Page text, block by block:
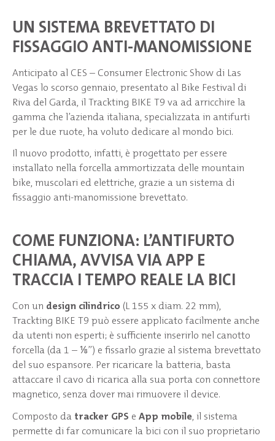
UN SISTEMA BREVETTATO DI
FISSAGGIO ANTI-MANOMISSIONE
Anticipato al CES – Consumer Electronic Show di Las
Vegas lo scorso gennaio, presentato al Bike Festival di
Riva del Garda, il Trackting BIKE T9 va ad arricchire la
gamma che l’azienda italiana, specializzata in antifurti
per le due ruote, ha voluto dedicare al mondo bici.
Il nuovo prodotto, infatti, è progettato per essere
installato nella forcella ammortizzata delle mountain
bike, muscolari ed elettriche, grazie a un sistema di
fissaggio anti-manomissione brevettato.
COME FUNZIONA: L’ANTIFURTO
CHIAMA, AVVISA VIA APP E
TRACCIA I TEMPO REALE LA BICI
Con un design cilindrico (L 155 x diam. 22 mm),
Trackting BIKE T9 può essere applicato facilmente anche
da utenti non esperti; è sufficiente inserirlo nel canotto
forcella (da 1 – ⅛”) e fissarlo grazie al sistema brevettato
del suo espansore. Per ricaricare la batteria, basta
attaccare il cavo di ricarica alla sua porta con connettore
magnetico, senza dover mai rimuovere il device.
Composto da tracker GPS e App mobile, il sistema
permette di far comunicare la bici con il suo proprietario